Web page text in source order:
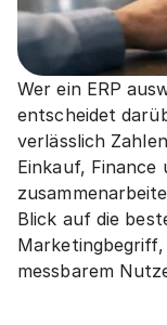
Wer ein ERP
entscheidet
verlässlich
Einkauf, Finance
Blick auf die
messbarem